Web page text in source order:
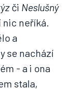
či Neslušný
nic neříká.
a
se nachází
- a i ona
stala,